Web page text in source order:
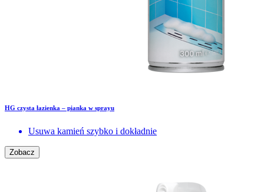
HG czysta łazienka – pianka w sprayu
Usuwa kamień szybko i dokładnie
Zobacz